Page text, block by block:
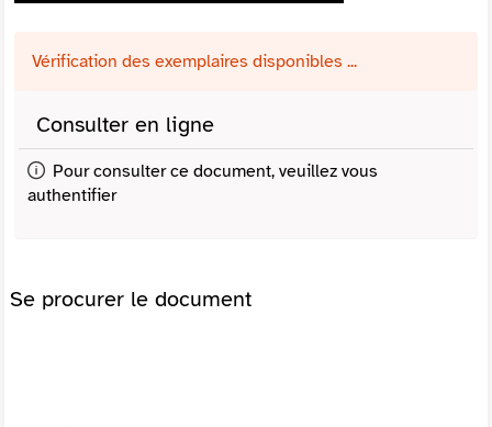
Vérification des exemplaires disponibles ...
Consulter en ligne
Pour consulter ce document, veuillez vous
authentifier
Se procurer le document